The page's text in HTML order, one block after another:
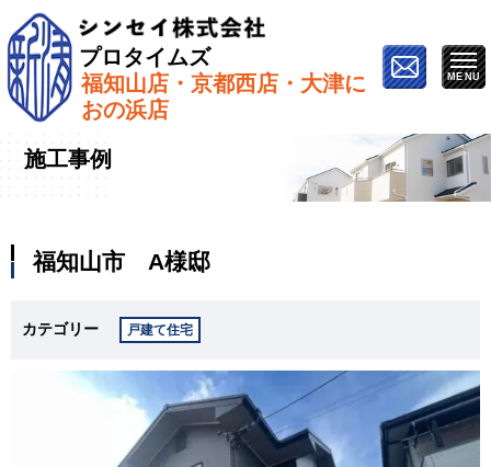
プロタイムズ
福知山店・京都西店・大津に
おの浜店
ホーム»施工事例»福知山市 A様邸
施工事例
福知山市 A様邸
カテゴリー 戸建て住宅